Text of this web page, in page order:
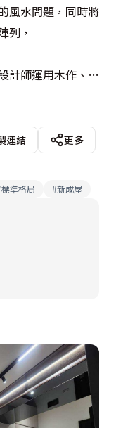
風水問題，同時將
列，
計師運用木作、大
色系的空間層
中，微墊高地坪
障，得以納入客廳
飾樑體，並結合
，更與實木家
房，簡化繁瑣線
機能為主的小孩
天花樑體深度規劃
連結
更多
標準格局 #新成屋